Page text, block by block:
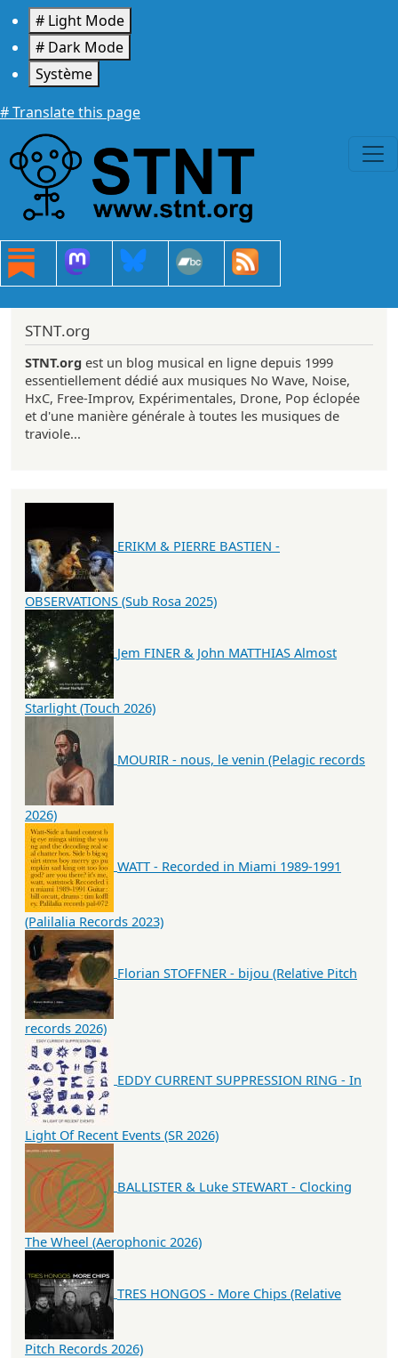
Aller au contenu principal
# Light Mode
# Dark Mode
Système
# Translate this page
STNT.org
STNT.org est un blog musical en ligne depuis 1999
essentiellement dédié aux musiques No Wave, Noise,
HxC, Free-Improv, Expérimentales, Drone, Pop éclopée
et d'une manière générale à toutes les musiques de
traviole...
ERIKM & PIERRE BASTIEN -
OBSERVATIONS (Sub Rosa 2025)
Jem FINER & John MATTHIAS Almost
Starlight (Touch 2026)
MOURIR - nous, le venin (Pelagic records
2026)
WATT - Recorded in Miami 1989-1991
(Palilalia Records 2023)
Florian STOFFNER - bijou (Relative Pitch
records 2026)
EDDY CURRENT SUPPRESSION RING - In
Light Of Recent Events (SR 2026)
BALLISTER & Luke STEWART - Clocking
The Wheel (Aerophonic 2026)
TRES HONGOS - More Chips (Relative
Pitch Records 2026)